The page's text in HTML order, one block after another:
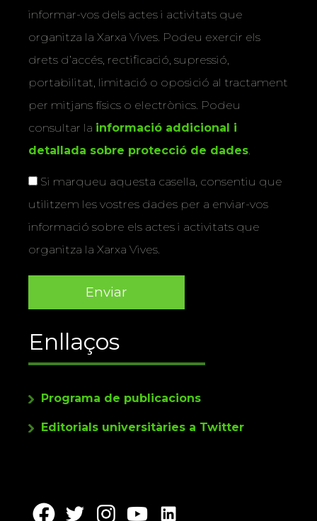
informar-vos dels actes i activitats que
organitza la Xarxa Vives. Podeu exercir els
drets d’accés, rectificació, supressió,
portabilitat, limitació o oposició al tractament
per mitjans físics o electrònics. Podeu
consultar la informació addicional i
detallada sobre protecció de dades.
Si marqueu aquesta casella, consentiu que
utilitzem les vostres dades per a enviar-vos
informació sobre els actes i activitats que
organitza la Xarxa Vives.
Enllaços
Programa de publicacions
Editorials universitàries a Twitter